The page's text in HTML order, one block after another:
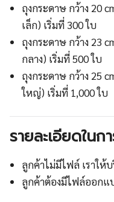
ถุงกระดาษ กว้าง 20
เล็ก) เริ่มที่ 300 ใบ
ถุงกระดาษ กว้าง 23
กลาง) เริ่มที่ 500 ใบ
ถุงกระดาษ กว้าง 25
ใหญ่) เริ่มที่ 1,000 ใบ
รายละเอียดใน
ลูกค้าไม่มีไฟล์ เราให้
ลูกค้าต้องมีไฟล์ออกแ